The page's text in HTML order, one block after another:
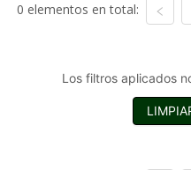
0 elementos en total:
Los filtros aplicados